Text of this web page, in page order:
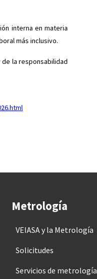
interna en materia
más inclusivo.
la responsabilidad
Metrología
VEIASA y la Metrología
Solicitudes
Servicios de metrología